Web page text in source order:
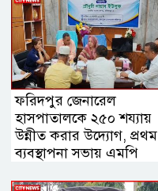
ফরিদপুর জেনারেল
হাসপাতালকে ২৫০ শয্যায়
উন্নীত করার উদ্যোগ, প্রথম
ব্যবস্থাপনা সভায় এমপি